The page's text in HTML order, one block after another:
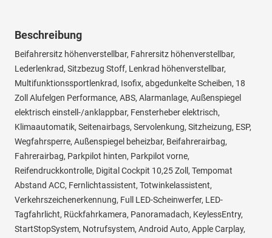
Beschreibung
Beifahrersitz höhenverstellbar, Fahrersitz höhenverstellbar,
Lederlenkrad, Sitzbezug Stoff, Lenkrad höhenverstellbar,
Multifunktionssportlenkrad, Isofix, abgedunkelte Scheiben, 18
Zoll Alufelgen Performance, ABS, Alarmanlage, Außenspiegel
elektrisch einstell-/anklappbar, Fensterheber elektrisch,
Klimaautomatik, Seitenairbags, Servolenkung, Sitzheizung, ESP,
Wegfahrsperre, Außenspiegel beheizbar, Beifahrerairbag,
Fahrerairbag, Parkpilot hinten, Parkpilot vorne,
Reifendruckkontrolle, Digital Cockpit 10,25 Zoll, Tempomat
Abstand ACC, Fernlichtassistent, Totwinkelassistent,
Verkehrszeichenerkennung, Full LED-Scheinwerfer, LED-
Tagfahrlicht, Rückfahrkamera, Panoramadach, KeylessEntry,
StartStopSystem, Notrufsystem, Android Auto, Apple Carplay,